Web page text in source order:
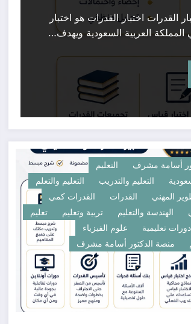
القدرات اختبار القدرات هو اختبار
العربية السعودية ويهدف…
أسامة مشرف
التعليم
التعليم والتدريب
التعليم والتعلم
المهني
القدرات
القدرات كمي
الهندسة والتعليم تربية وتعليم
تعليم
دورات تعليمية
علوم الفيزياء
منصة الدكتور أسامة مشرف